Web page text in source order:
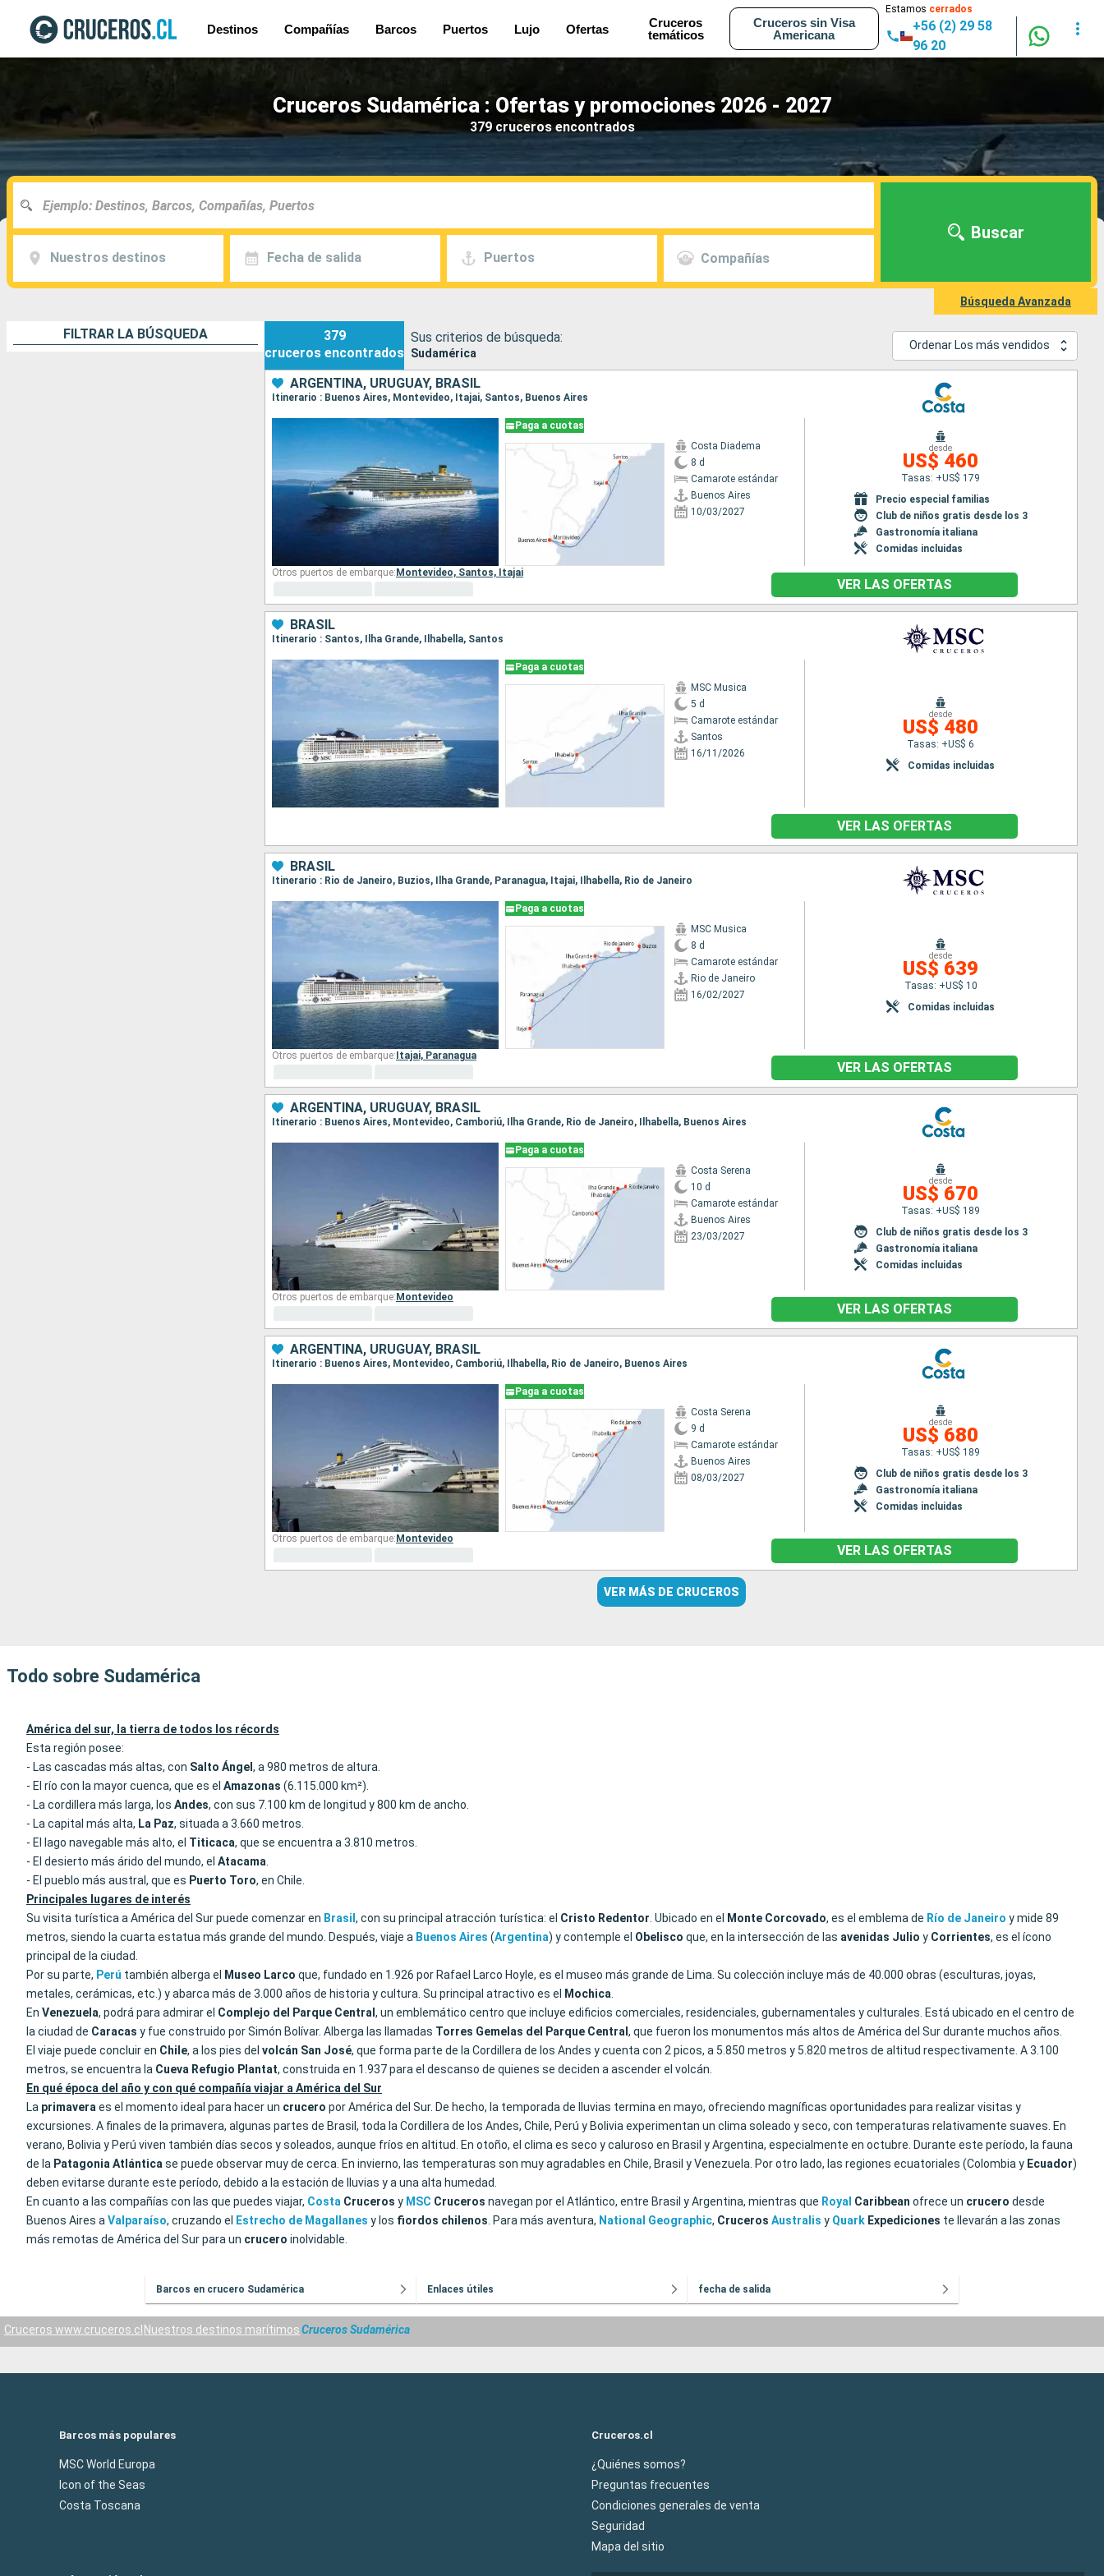
Destinos Compañías Barcos Puertos Lujo Ofertas
Cruceros
temáticos
Cruceros sin Visa
Americana
Estamos cerrados
+56 (2) 29 58
96 20
Cruceros Sudamérica : Ofertas y promociones 2026 - 2027
379 cruceros encontrados
Nuestros destinos Fecha de salida Puertos Compañías
Buscar
Búsqueda Avanzada
FILTRAR LA BÚSQUEDA
379
cruceros encontrados
Sus criterios de búsqueda:
Sudamérica
Ordenar Los más vendidos
ARGENTINA, URUGUAY, BRASIL
Itinerario : Buenos Aires, Montevideo, Itajai, Santos, Buenos Aires
Paga a cuotas
Costa Diadema
8 d
Camarote estándar
Buenos Aires
10/03/2027
desde
US$ 460
Tasas: +US$ 179
Precio especial familias
Club de niños gratis desde los 3
Gastronomía italiana
Comidas incluidas
Otros puertos de embarque: Montevideo, Santos, Itajai
VER LAS OFERTAS
BRASIL
Itinerario : Santos, Ilha Grande, Ilhabella, Santos
Paga a cuotas
MSC Musica
5 d
Camarote estándar
Santos
16/11/2026
desde
US$ 480
Tasas: +US$ 6
Comidas incluidas
VER LAS OFERTAS
BRASIL
Itinerario : Rio de Janeiro, Buzios, Ilha Grande, Paranagua, Itajai, Ilhabella, Rio de Janeiro
Paga a cuotas
MSC Musica
8 d
Camarote estándar
Rio de Janeiro
16/02/2027
desde
US$ 639
Tasas: +US$ 10
Comidas incluidas
Otros puertos de embarque: Itajai, Paranagua
VER LAS OFERTAS
ARGENTINA, URUGUAY, BRASIL
Itinerario : Buenos Aires, Montevideo, Camboriú, Ilha Grande, Rio de Janeiro, Ilhabella, Buenos Aires
Paga a cuotas
Costa Serena
10 d
Camarote estándar
Buenos Aires
23/03/2027
desde
US$ 670
Tasas: +US$ 189
Club de niños gratis desde los 3
Gastronomía italiana
Comidas incluidas
Otros puertos de embarque: Montevideo
VER LAS OFERTAS
ARGENTINA, URUGUAY, BRASIL
Itinerario : Buenos Aires, Montevideo, Camboriú, Ilhabella, Rio de Janeiro, Buenos Aires
Paga a cuotas
Costa Serena
9 d
Camarote estándar
Buenos Aires
08/03/2027
desde
US$ 680
Tasas: +US$ 189
Club de niños gratis desde los 3
Gastronomía italiana
Comidas incluidas
Otros puertos de embarque: Montevideo
VER LAS OFERTAS
VER MÁS DE CRUCEROS
Todo sobre Sudamérica
América del sur, la tierra de todos los récords
Esta región posee:
- Las cascadas más altas, con Salto Ángel , a 980 metros de altura.
- El río con la mayor cuenca, que es el Amazonas (6.115.000 km²).
- La cordillera más larga, los Andes, con sus 7.100 km de longitud y 800 km de ancho.
- La capital más alta, La Paz, situada a 3.660 metros.
- El lago navegable más alto, el Titicaca, que se encuentra a 3.810 metros.
- El desierto más árido del mundo, el Atacama
- El pueblo más austral, que es Puerto Toro, en Chile.
Principales lugares de interés
Su visita turística a América del Sur puede comenzar en Brasil , con su principal atracción turística: el Cristo Redentor . Ubicado en el Monte Corcovado, es el emblema de Río de Janeiro y mide 89
metros, siendo la cuarta estatua más grande del mundo. Después, viaje a Buenos Aires (Argentina) y contemple el Obelisco que, en la intersección de las avenidas Julio y Corrientes, es el ícono
principal de la ciudad.
Por su parte, Perú también alberga el Museo Larco que, fundado en 1.926 por Rafael Larco Hoyle, es el museo más grande de Lima. Su colección incluye más de 40.000 obras (esculturas, joyas,
metales, cerámicas, etc.) y abarca más de 3.000 años de historia y cultura. Su principal atractivo es el
Mochica
En Venezuela, podrá para admirar el Complejo del Parque Central , un emblemático centro que incluye edificios comerciales, residenciales, gubernamentales y culturales. Está ubicado en el centro de
la ciudad de Caracas y fue construido por Simón Bolívar. Alberga las llamadas Torres Gemelas del Parque Central , que fueron los monumentos más altos de América del Sur durante muchos años.
El viaje puede concluir en Chile, a los pies del volcán San José, que forma parte de la Cordillera de los Andes y cuenta con 2 picos, a 5.850 metros y 5.820 metros de altitud respectivamente. A 3.100
metros, se encuentra la Cueva Refugio Plantat, construida en 1.937 para el descanso de quienes se deciden a ascender el volcán.
En qué época del año y con qué compañía viajar a América del Sur
La primavera es el momento ideal para hacer un crucero por América del Sur. De hecho, la temporada de lluvias termina en mayo, ofreciendo magníficas oportunidades para realizar visitas y
excursiones. A finales de la primavera, algunas partes de Brasil, toda la Cordillera de los Andes, Chile, Perú y Bolivia experimentan un clima soleado y seco, con temperaturas relativamente suaves. En
verano, Bolivia y Perú viven también días secos y soleados, aunque fríos en altitud. En otoño, el clima es seco y caluroso en Brasil y Argentina, especialmente en octubre. Durante este período, la fauna
de la Patagonia Atlántica se puede observar muy de cerca. En invierno, las temperaturas son muy agradables en Chile, Brasil y Venezuela. Por otro lado, las regiones ecuatoriales (Colombia y Ecuador)
deben evitarse durante este período, debido a la estación de lluvias y a una alta humedad.
En cuanto a las compañías con las que puedes viajar, Costa Cruceros y MSC Cruceros navegan por el Atlántico, entre Brasil y Argentina, mientras que Royal Caribbean ofrece un crucero desde
Buenos Aires a Valparaíso, cruzando el Estrecho de Magallanes y los fiordos chilenos . Para más aventura, National Geographic, Cruceros Australis y Quark Expediciones te llevarán a las zonas
más remotas de América del Sur para un crucero inolvidable.
Barcos en crucero Sudamérica Enlaces útiles fecha de salida
Cruceros www.cruceros.cl Nuestros destinos marítimosCruceros Sudamérica
Barcos más populares
MSC World Europa
Icon of the Seas
Costa Toscana
Cruceros.cl
¿Quiénes somos?
Preguntas frecuentes
Condiciones generales de venta
Seguridad
Mapa del sitio